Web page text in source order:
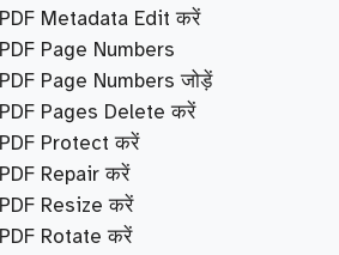
PDF Metadata Edit करें
PDF Page Numbers
PDF Page Numbers जोड़ें
PDF Pages Delete करें
PDF Protect करें
PDF Repair करें
PDF Resize करें
PDF Rotate करें